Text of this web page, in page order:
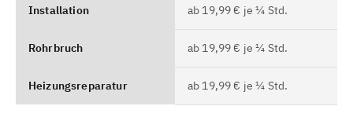
Installation ab 19,99 € je ¼ Std.
Rohrbruch ab 19,99 € je ¼ Std.
Heizungsreparatur ab 19,99 € je ¼ Std.